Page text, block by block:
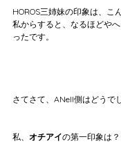
HOROS三姉妹の印象は、こ
私からすると、なるほどや
ったです。
さてさて、ANell側はどうで
私、 オチアイの第一印象は？